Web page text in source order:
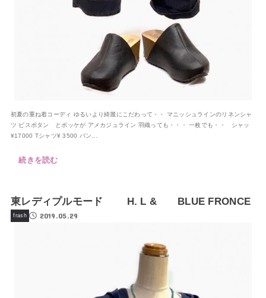
初夏の重ね着コーディ ゆるいより綺麗にこだわって・・ マニッシュラインのリネンシャ
ツ ビスボタン とポッケが アメカジュライン 羽織っても・・・ 一枚でも・・ シャッ
¥17000 Tシャツ¥ 3500 パン...
続きを読む
東レディプルモード H. L & BLUE FRONCE
frash 2019.05.29